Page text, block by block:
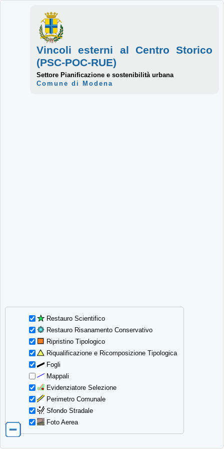
Restauro Scientifico
Restauro Risanamento Conservativo
Ripristino Tipologico
Riqualificazione e Ricomposizione Tipologica
Fogli
Mappali
Evidenziatore Selezione
Perimetro Comunale
Sfondo Stradale
Foto Aerea
Vincoli esterni al Centro Storico
(PSC-POC-RUE)
Settore Pianificazione e sostenibilità urbana
Comune di Modena